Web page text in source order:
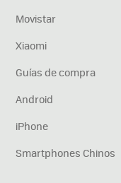
Movistar
Xiaomi
Guías de compra
Android
iPhone
Smartphones Chinos